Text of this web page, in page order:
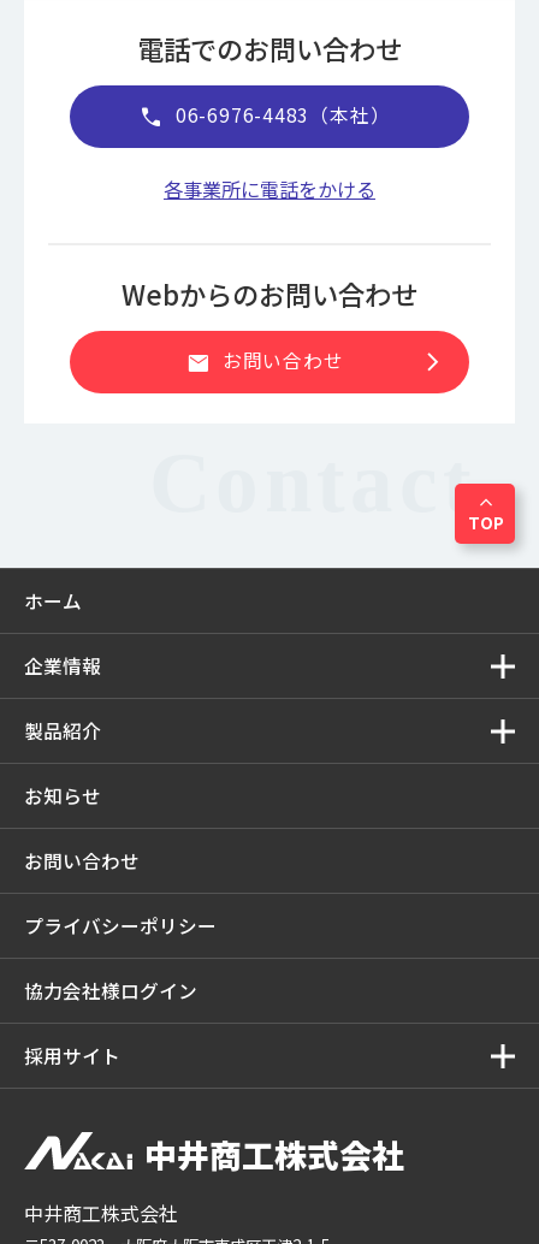
電話でのお問い合わせ
call 06-6976-4483（本社）
各事業所に電話をかける
Webからのお問い合わせ
mail お問い合わせ chevron_right
expand_less
TOP
中井商工株式会社
中井商工株式会社
ホーム
企業情報
製品紹介
お知らせ
お問い合わせ
プライバシーポリシー
協力会社様ログイン
採用サイト